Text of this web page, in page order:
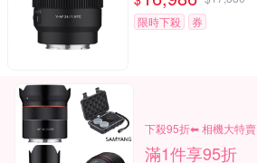
限時下殺
券
下殺95折⬅︎ 相機大特賣
滿1件享95折